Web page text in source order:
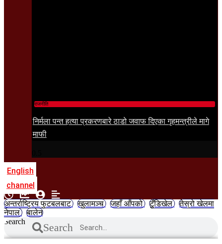
राजनीति
निर्मला पन्त हत्या प्रकरणबारे ठाडो जवाफ दिएका गृहमन्त्रीले मागे
माफी
English
channel
अन्तर्राष्ट्रिय फुटबलबाट खुलामञ्च जहाँ आँपको टुँडिखेल
तेस्रो खेलमा
नेपाल
बालेन
Search
Search